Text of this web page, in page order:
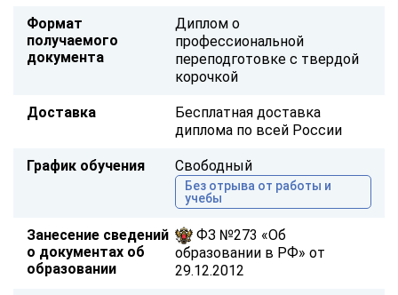
Формат
получаемого
документа
Диплом о
профессиональной
переподготовке с твердой
корочкой
Доставка
Бесплатная доставка
диплома по всей России
График обучения Свободный
Без отрыва от работы и
учебы
Занесение сведений
о документах об
образовании
ФЗ №273 «Об
образовании в РФ» от
29.12.2012